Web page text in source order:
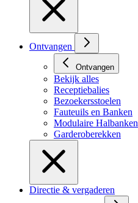
Ontvangen
Ontvangen
Bekijk alles
Receptiebalies
Bezoekersstoelen
Fauteuils en Banken
Modulaire Halbanken
Garderoberekken
Directie & vergaderen